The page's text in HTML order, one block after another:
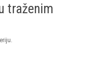
traženim